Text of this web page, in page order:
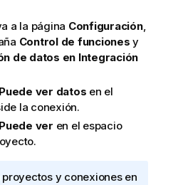
a la página Configuración,
Control de funciones y
de datos en Integración
Puede ver datos en el
la conexión.
Puede ver en el espacio
y conexiones en